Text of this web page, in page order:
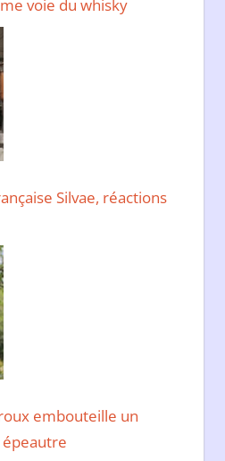
voie du whisky
Silvae, réactions
embouteille un